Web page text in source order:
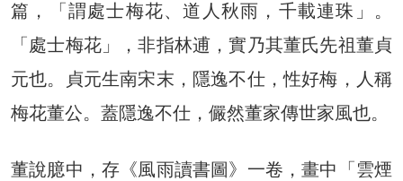
篇，「謂處士梅花、道人秋雨，千載連珠」。
「處士梅花」，非指林逋，實乃其董氏先祖董貞
元也。貞元生南宋末，隱逸不仕，性好梅，人稱
梅花董公。蓋隱逸不仕，儼然董家傳世家風也。
董說臆中，存《風雨讀書圖》一卷，畫中「雲煙